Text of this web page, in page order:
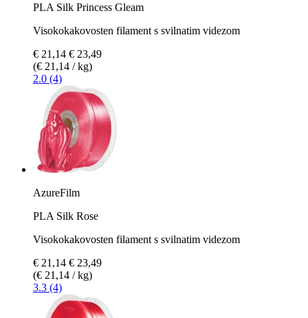
PLA Silk Princess Gleam
Visokokakovosten filament s svilnatim videzom
€ 21,14 € 23,49
(€ 21,14 / kg)
2.0 (4)
AzureFilm
PLA Silk Rose
Visokokakovosten filament s svilnatim videzom
€ 21,14 € 23,49
(€ 21,14 / kg)
3.3 (4)